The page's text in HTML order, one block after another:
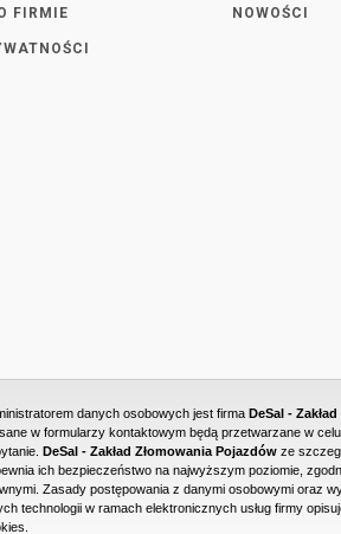
FIRMIE NOWOŚCI
danych osobowych jest firma DeSal -
w formularzy kontaktowym będą przetwarzane w
DeSal - Zakład Złomowania Pojazdów ze
ich bezpieczeństwo na najwyższym poziomie,
Zasady postępowania z danymi osobowymi oraz
technologii w ramach elektronicznych usług firmy